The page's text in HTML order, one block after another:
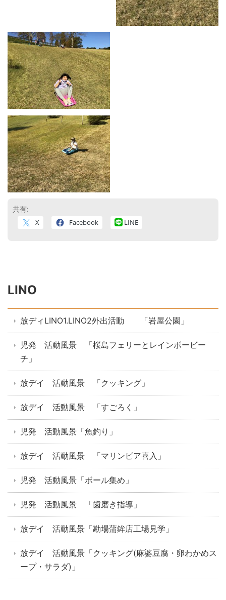
共有:
X Facebook LINE
LINO
放ディLINO1.LINO2外出活動 「岩屋公園」
児発 活動風景 「桜島フェリーとレインボービー
チ」
放デイ 活動風景 「クッキング」
放デイ 活動風景 「すごろく」
児発 活動風景「魚釣り」
放デイ 活動風景 「マリンピア喜入」
児発 活動風景「ボール集め」
児発 活動風景 「歯磨き指導」
放デイ 活動風景「勘場蒲鉾店工場見学」
放デイ 活動風景「クッキング(麻婆豆腐・卵わかめス
ープ・サラダ)」